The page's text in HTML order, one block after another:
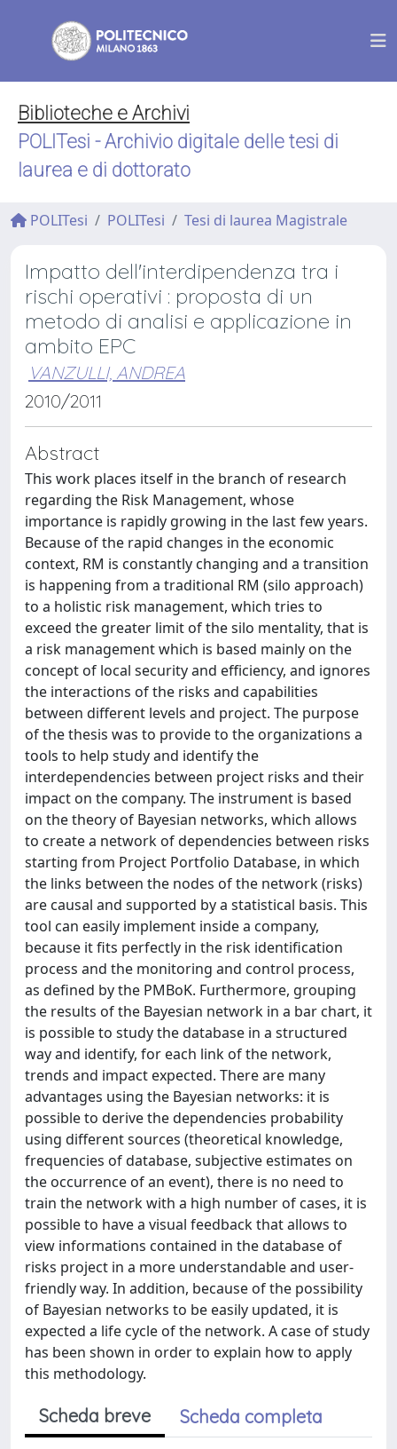
Biblioteche e Archivi
POLITesi - Archivio digitale delle tesi di
laurea e di dottorato
POLITesi POLITesi Tesi di laurea Magistrale
Impatto dell'interdipendenza tra i
rischi operativi : proposta di un
metodo di analisi e applicazione in
ambito EPC
VANZULLI, ANDREA
2010/2011
Abstract
This work places itself in the branch of research
regarding the Risk Management, whose
importance is rapidly growing in the last few years.
Because of the rapid changes in the economic
context, RM is constantly changing and a transition
is happening from a traditional RM (silo approach)
to a holistic risk management, which tries to
exceed the greater limit of the silo mentality, that is
a risk management which is based mainly on the
concept of local security and efficiency, and ignores
the interactions of the risks and capabilities
between different levels and project. The purpose
of the thesis was to provide to the organizations a
tools to help study and identify the
interdependencies between project risks and their
impact on the company. The instrument is based
on the theory of Bayesian networks, which allows
to create a network of dependencies between risks
starting from Project Portfolio Database, in which
the links between the nodes of the network (risks)
are causal and supported by a statistical basis. This
tool can easily implement inside a company,
because it fits perfectly in the risk identification
process and the monitoring and control process,
as defined by the PMBoK. Furthermore, grouping
the results of the Bayesian network in a bar chart, it
is possible to study the database in a structured
way and identify, for each link of the network,
trends and impact expected. There are many
advantages using the Bayesian networks: it is
possible to derive the dependencies probability
using different sources (theoretical knowledge,
frequencies of database, subjective estimates on
the occurrence of an event), there is no need to
train the network with a high number of cases, it is
possible to have a visual feedback that allows to
view informations contained in the database of
risks project in a more understandable and user-
friendly way. In addition, because of the possibility
of Bayesian networks to be easily updated, it is
expected a life cycle of the network. A case of study
has been shown in order to explain how to apply
this methodology.
Scheda breve Scheda completa